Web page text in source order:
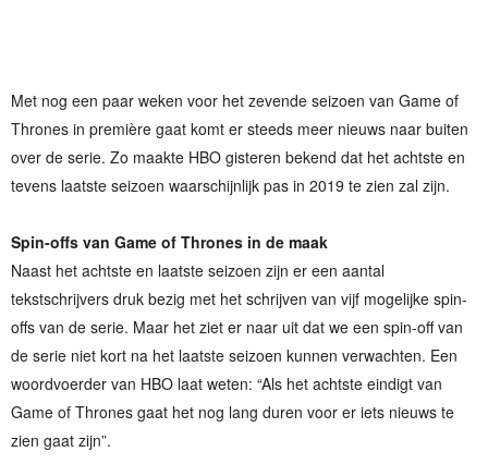
Met nog een paar weken voor het zevende seizoen van Game of
Thrones in première gaat komt er steeds meer nieuws naar buiten
over de serie. Zo maakte HBO gisteren bekend dat het achtste en
tevens laatste seizoen waarschijnlijk pas in 2019 te zien zal zijn.
Spin-offs van Game of Thrones in de maak
Naast het achtste en laatste seizoen zijn er een aantal
tekstschrijvers druk bezig met het schrijven van vijf mogelijke spin-
offs van de serie. Maar het ziet er naar uit dat we een spin-off van
de serie niet kort na het laatste seizoen kunnen verwachten. Een
woordvoerder van HBO laat weten: “Als het achtste eindigt van
Game of Thrones gaat het nog lang duren voor er iets nieuws te
zien gaat zijn”.